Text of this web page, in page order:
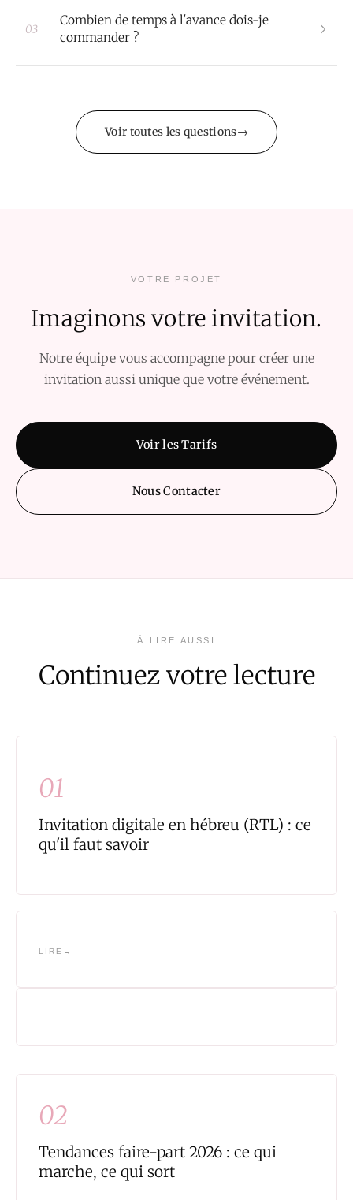
03
Combien de temps à l'avance dois-je
commander ?
Voir toutes les questions
VOTRE PROJET
Imaginons votre invitation.
Notre équipe vous accompagne pour créer une
invitation aussi unique que votre événement.
Voir les Tarifs
Nous Contacter
À LIRE AUSSI
Continuez votre lecture
01
Invitation digitale en hébreu (RTL) : ce
qu'il faut savoir
LIRE
02
Tendances faire-part 2026 : ce qui
marche, ce qui sort